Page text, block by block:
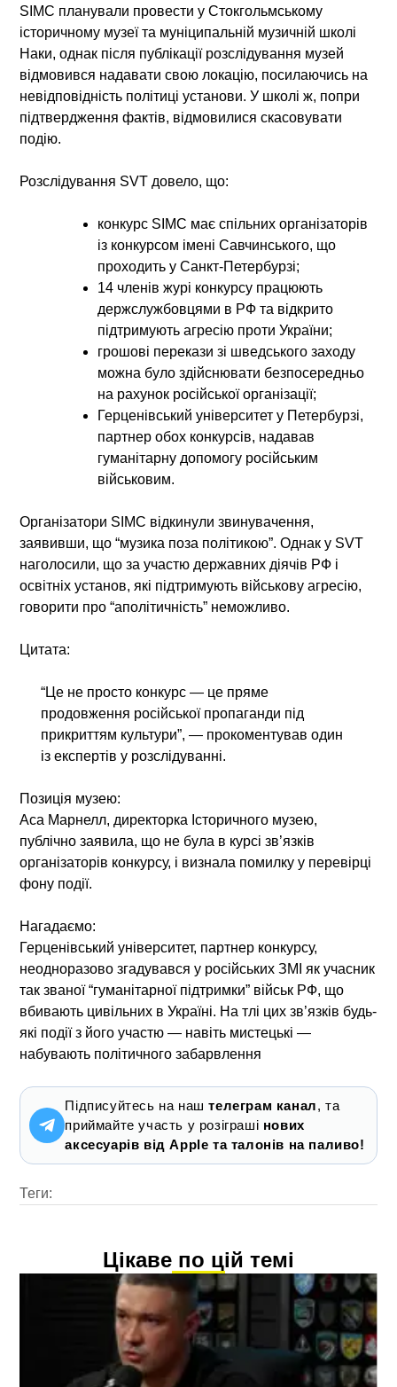
SIMC планували провести уСтокгольмському
історичному музеїта муніципальній музичній школі
Наки, однак після публікації розслідування музей
відмовився надавати свою локацію, посилаючись на
невідповідність політиці установи. У школі ж, попри
підтвердження фактів, відмовилися скасовувати
подію.
Розслідування SVT довело, що:
конкурс SIMC має спільних організаторів
із конкурсом імені Савчинського, що
проходить у Санкт-Петербурзі;
14 членів журі конкурсу працюють
держслужбовцями в РФ та відкрито
підтримують агресію проти України;
грошові перекази зі шведського заходу
можна було здійснювати безпосередньо
на рахунок російської організації;
Герценівський університет у Петербурзі,
партнер обох конкурсів, надавав
гуманітарну допомогу російським
військовим.
Організатори SIMC відкинули звинувачення,
заявивши, що “музика поза політикою”. Однак у SVT
наголосили, що за участю державних діячів РФ і
освітніх установ, які підтримують військову агресію,
говорити про “аполітичність” неможливо.
Цитата:
“Це не просто конкурс — це пряме
продовження російської пропаганди під
прикриттям культури”, — прокоментував один
із експертів у розслідуванні.
Позиція музею:
Аса Марнелл, директорка Історичного музею,
публічно заявила, що не була в курсі зв’язків
організаторів конкурсу, і визнала помилку у перевірці
фону події.
Нагадаємо:
Герценівський університет, партнер конкурсу,
неодноразово згадувався у російських ЗМІ як учасник
так званої “гуманітарної підтримки” військ РФ, що
вбивають цивільних в Україні. На тлі цих зв’язків будь-
які події з його участю — навіть мистецькі —
набувають політичного забарвлення
Підписуйтесь на наштелеграм канал, та
приймайте участь у розіграші нових
аксесуарів від Apple та талонів на паливо!
Теги:
Цікаве по цій темі